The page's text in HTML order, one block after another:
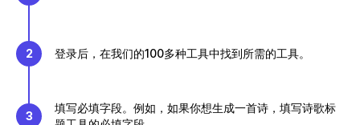
2 登录后，在我们的100多种工具中找到所需的工具。
3
填写必填字段。例如，如果你想生成一首诗，填写诗歌标